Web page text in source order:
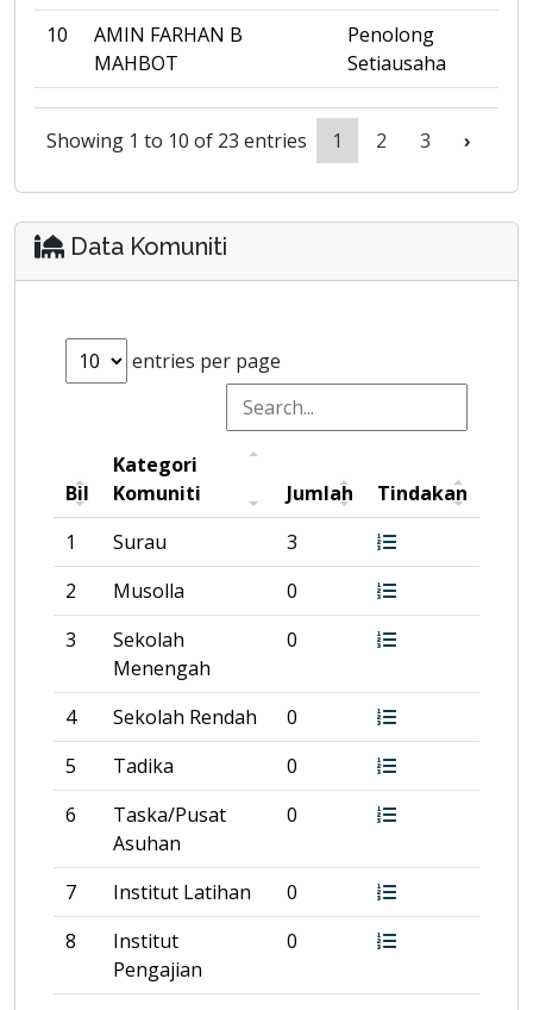
10
AMIN FARHAN B
MAHBOT
Penolong
Setiausaha
Showing 1 to 10 of 23 entries 1 2 3 ›
Data Komuniti
entries per page
Bil
Kategori
Komuniti
Jumlah
Tindakan
1
Surau
3
2
Musolla
0
3
Sekolah
Menengah
0
4 Sekolah Rendah
0
5
Tadika
0
6
Taska/Pusat
Asuhan
0
7 Institut Latihan
0
8
Institut
Pengajian
0